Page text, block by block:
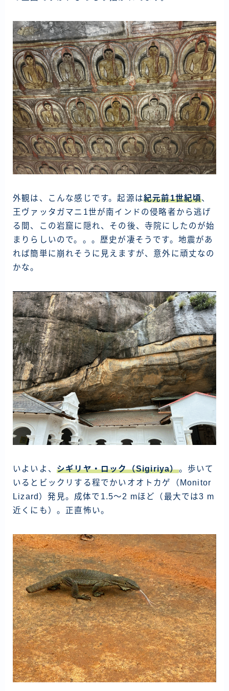
外観は、こんな感じです。起源は紀元前1世紀頃、
王ヴァッタガマニ1世が南インドの侵略者から逃げ
る間、この岩窟に隠れ、その後、寺院にしたのが始
まりらしいので。。。歴史が凄そうです。地震があ
れば簡単に崩れそうに見えますが、意外に頑丈なの
かな。
いよいよ、 シギリヤ・ロック（Sigiriya）。歩いて
いるとビックリする程でかいオオトカゲ（Monitor
Lizard）発見。成体で1.5〜2 mほど（最大では3 m
近くにも）。正直怖い。